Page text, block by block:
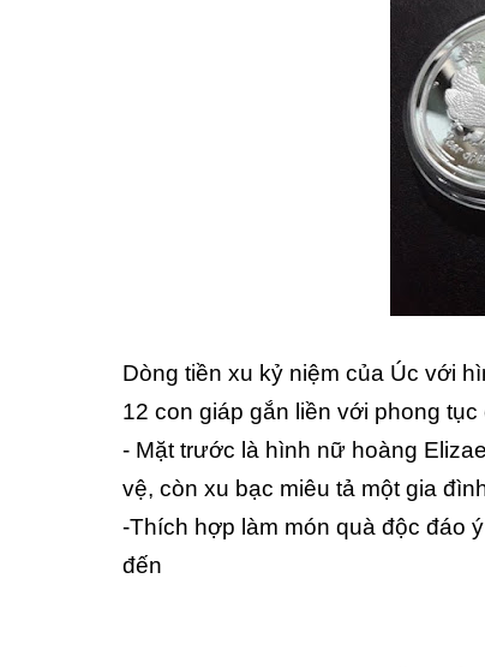
Dòng tiền xu kỷ niệm của Úc với
12 con giáp gắn liền với phong tục
- Mặt trước là hình nữ hoàng
vệ, còn xu bạc miêu tả một gia
-Thích hợp làm món quà độc đáo
đến